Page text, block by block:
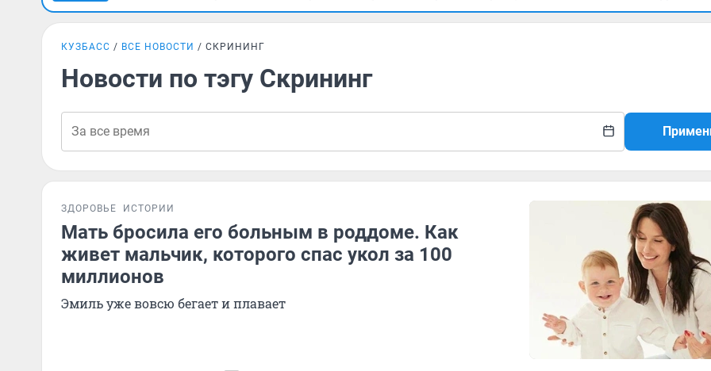
КУЗБАСС ВСЕ НОВОСТИ СКРИНИНГ
Новости по тэгу Скрининг
ЗДОРОВЬЕ ИСТОРИИ
Мать бросила его больным в роддоме. Как
живет мальчик, которого спас укол за 100
миллионов
Эмиль уже вовсю бегает и плавает